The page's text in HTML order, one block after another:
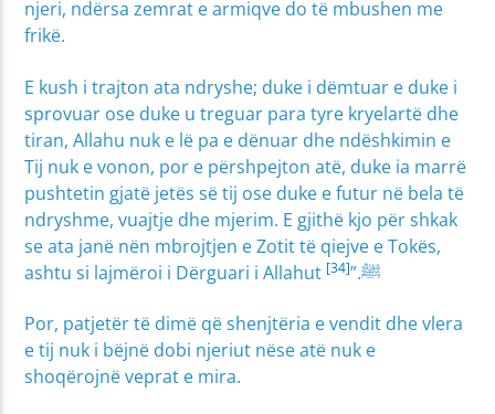
njeri, ndërsa zemrat e armiqve do të mbushen me
frikë.
E kush i trajton ata ndryshe; duke i dëmtuar e duke i
sprovuar ose duke u treguar para tyre kryelartë dhe
tiran, Allahu nuk e lë pa e dënuar dhe ndëshkimin e
Tij nuk e vonon, por e përshpejton atë, duke ia marrë
pushtetin gjatë jetës së tij ose duke e futur në bela të
ndryshme, vuajtje dhe mjerim. E gjithë kjo për shkak
se ata janë nën mbrojtjen e Zotit të qiejve e Tokës,
ashtu si lajmëroi i Dërguari i Allahut ﷺ.”[34]
Por, patjetër të dimë që shenjtëria e vendit dhe vlera
e tij nuk i bëjnë dobi njeriut nëse atë nuk e
shoqërojnë veprat e mira.